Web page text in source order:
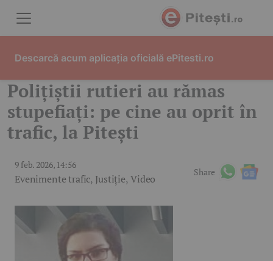
Polițiștii rutieri au rămas
stupefiați: pe cine au oprit în
trafic, la Pitești
9 feb. 2026, 14:56
Evenimente trafic, Justiție,Video
Share
Descarcă acum aplicația oficială ePitesti.ro